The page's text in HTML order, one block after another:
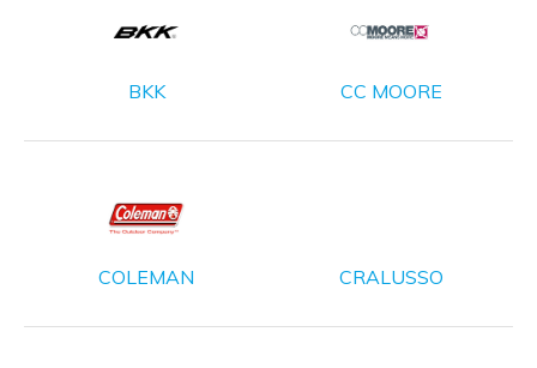
BKK CC MOORE
COLEMAN CRALUSSO